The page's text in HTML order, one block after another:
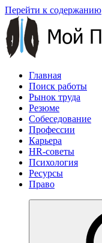
Перейти к содержанию
Главная
Поиск работы
Рынок труда
Резюме
Собеседование
Профессии
Карьера
HR-советы
Психология
Ресурсы
Право